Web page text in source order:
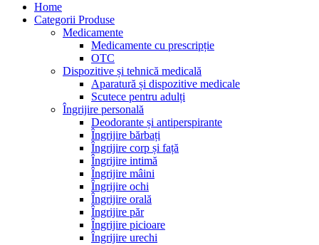
Home
Categorii Produse
Medicamente
Medicamente cu prescripție
OTC
Dispozitive și tehnică medicală
Aparatură și dispozitive medicale
Scutece pentru adulți
Îngrijire personală
Deodorante și antiperspirante
Îngrijire bărbați
Îngrijire corp și față
Îngrijire intimă
Îngrijire mâini
Îngrijire ochi
Îngrijire orală
Îngrijire păr
Îngrijire picioare
Îngrijire urechi